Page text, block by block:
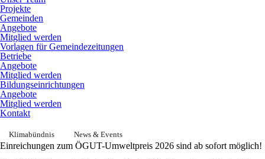
Projekte
Gemeinden
Angebote
Mitglied werden
Vorlagen für Gemeindezeitungen
Betriebe
Angebote
Mitglied werden
Bildungseinrichtungen
Angebote
Mitglied werden
Kontakt
Klimabündnis News & Events
Einreichungen zum ÖGUT-Umweltpreis 2026 sind ab sofort möglich!